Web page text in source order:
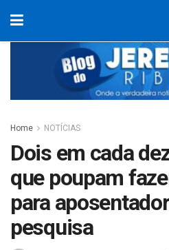
Home NOTÍCIAS
Dois em cada
que poupam
para
pesquisa